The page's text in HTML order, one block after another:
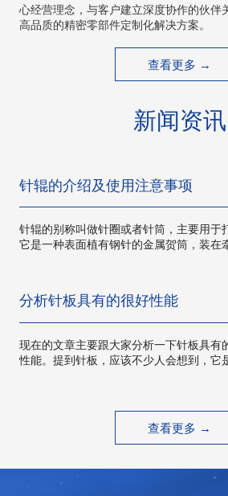
心经营理念，与客户建立深度协作的伙伴
高品质的精密零部件定制化解决方案。
查看更多 →
新闻资讯
针辊的介绍及使用注意事项
针辊的别称叫做针圈或者针筒，主要用于
它是一种表面植有钢针的金属贺筒，装在
在绢妨和毛纺的粗沙机、粗梳毛纺细纱机
细沙机上，针辊作用力小，分梳缓和、细
对…
分析针板具有的很好性能
现在的文章主要跟大家分析一下针板具有
性能。提到针板，应该不少人会想到，它
的都是拿到外面的店铺里面去修一下或者
查看更多 →